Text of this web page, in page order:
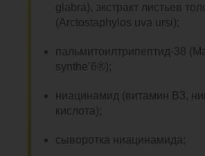
glabra), экстракт листьев
(Arctostaphylos uva ursi);
пальмитоилтрипептид-38
synthe’6®);
ниацинамид (витамин В3,
кислота);
сыворотка ниацинамида;